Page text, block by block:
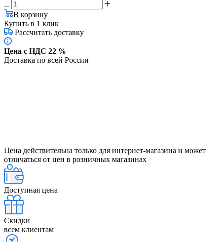
В корзину
Купить в 1 клик
Рассчитать доставку
Цена с НДС 22 %
Доставка по всей России
Цена действительна только для интернет-магазина и может
отличаться от цен в розничных магазинах
Доступная цена
Скидки
всем клиентам